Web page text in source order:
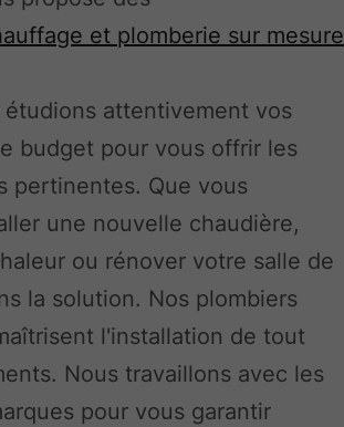
et plomberie sur mesure
étudions attentivement vos
budget pour vous offrir les
pertinentes. Que vous
une nouvelle chaudière,
ou rénover votre salle de
la solution. Nos plombiers
l'installation de tout
Nous travaillons avec les
pour vous garantir